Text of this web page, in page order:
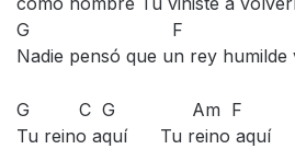
G F
Nadie pensó que un rey
G C G Am F
Tu reino aquí Tu reino aquí